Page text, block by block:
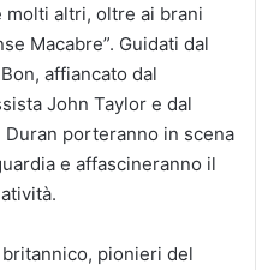
molti altri, oltre ai brani
Macabre”. Guidati dal
affiancato dal
John Taylor e dal
porteranno in scena
e affascineranno il
pionieri del